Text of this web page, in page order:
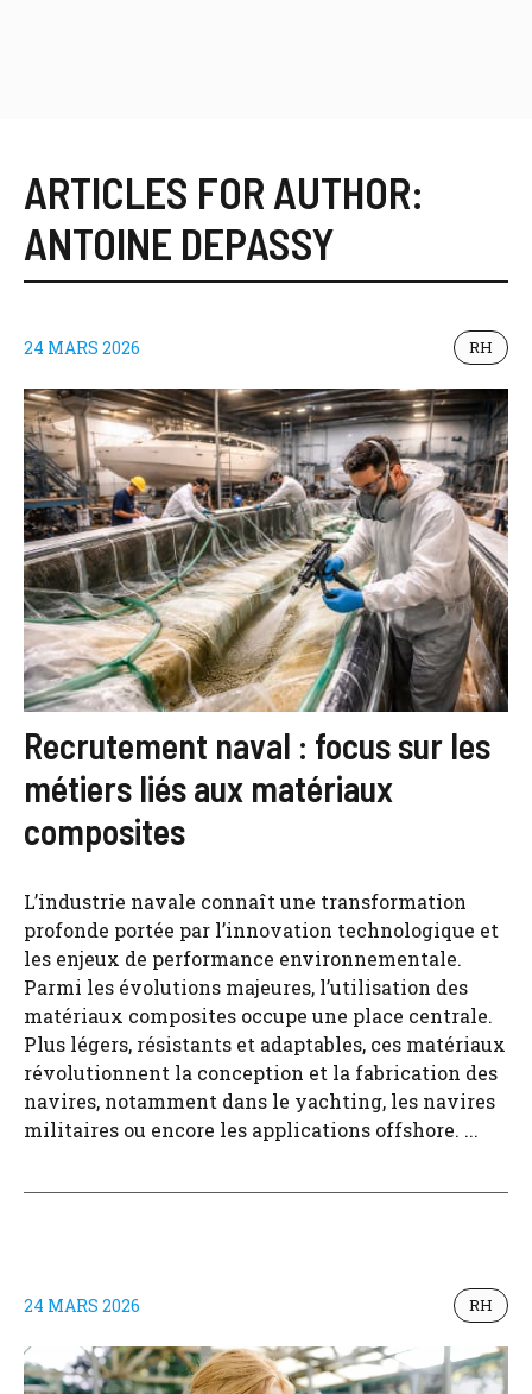
ARTICLES FOR AUTHOR:
ANTOINE DEPASSY
24 MARS 2026 RH
Recrutement naval : focus sur les
métiers liés aux matériaux
composites
L’industrie navale connaît une transformation
profonde portée par l’innovation technologique et
les enjeux de performance environnementale.
Parmi les évolutions majeures, l’utilisation des
matériaux composites occupe une place centrale.
Plus légers, résistants et adaptables, ces matériaux
révolutionnent la conception et la fabrication des
navires, notamment dans le yachting, les navires
militaires ou encore les applications offshore. ...
24 MARS 2026 RH